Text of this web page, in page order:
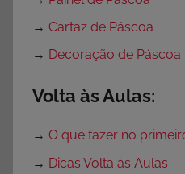
→ Cartaz de Páscoa
→ Decoração de Páscoa
Volta às Aulas:
→ O que fazer no
→ Dicas Volta às Aulas